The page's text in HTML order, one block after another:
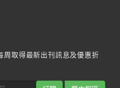
周取得最新出刊訊息及優惠折